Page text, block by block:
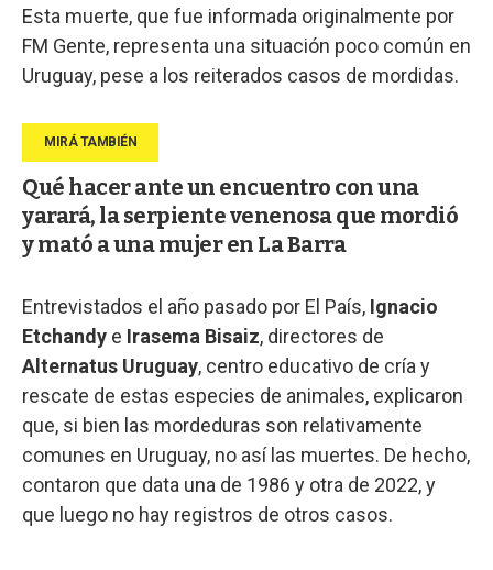
Esta muerte, que fue informada originalmente por
FM Gente, representa una situación poco común en
Uruguay, pese a los reiterados casos de mordidas.
Qué hacer ante un encuentro con una
yarará, la serpiente venenosa que mordió
y mató a una mujer en La Barra
Entrevistados el año pasado por El País, Ignacio
Etchandy e Irasema Bisaiz, directores de
Alternatus Uruguay, centro educativo de cría y
rescate de estas especies de animales, explicaron
que, si bien las mordeduras son relativamente
comunes en Uruguay, no así las muertes. De hecho,
contaron que data una de 1986 y otra de 2022, y
que luego no hay registros de otros casos.